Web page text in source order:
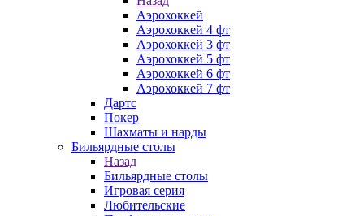
Аэрохоккей
Аэрохоккей 4 фт
Аэрохоккей 3 фт
Аэрохоккей 5 фт
Аэрохоккей 6 фт
Аэрохоккей 7 фт
Дартс
Покер
Шахматы и нарды
Бильярдные столы
Назад
Бильярдные столы
Игровая серия
Любительские